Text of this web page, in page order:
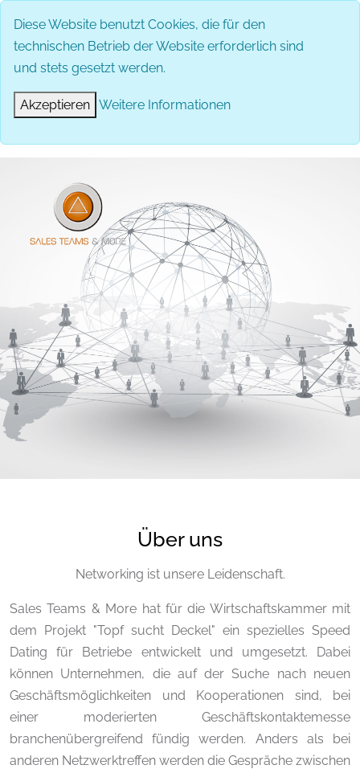
Diese Website benutzt Cookies, die für den
technischen Betrieb der Website erforderlich sind
und stets gesetzt werden.
Akzeptieren Weitere Informationen
Über uns
Networking ist unsere Leidenschaft.
Sales Teams & More hat für die Wirtschaftskammer mit
dem Projekt "Topf sucht Deckel" ein spezielles Speed
Dating für Betriebe entwickelt und umgesetzt. Dabei
können Unternehmen, die auf der Suche nach neuen
Geschäftsmöglichkeiten und Kooperationen sind, bei
einer moderierten Geschäftskontaktemesse
branchenübergreifend fündig werden. Anders als bei
anderen Netzwerktreffen werden die Gespräche zwischen